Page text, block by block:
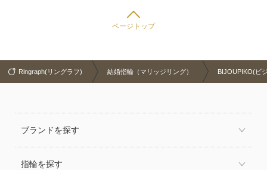
ページトップ
Ringraph(リングラフ) 結婚指輪（マリッジリング） BIJOUPIKO(ビ
ブランドを探す
指輪を探す